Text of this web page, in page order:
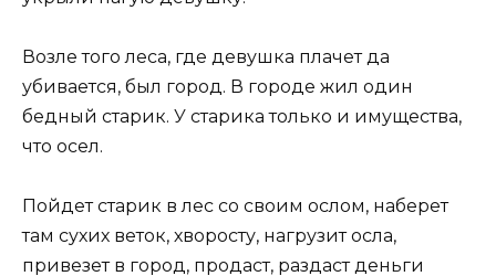
Возле того леса, где девушка плачет да
убивается, был город. В городе жил один
бедный старик. У старика только и имущества,
что осел.
Пойдет старик в лес со своим ослом, наберет
там сухих веток, хворосту, нагрузит осла,
привезет в город, продаст, раздаст деньги